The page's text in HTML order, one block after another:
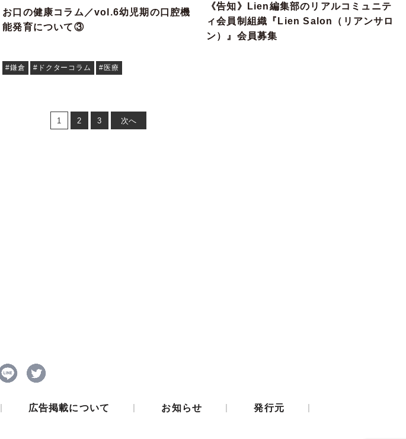
お口の健康コラム／vol.6幼児期の口腔機
能発育について③
#鎌倉 #ドクターコラム #医療
《告知》Lien編集部のリアルコミュニテ
ィ会員制組織『Lien Salon（リアンサロ
ン）』会員募集
1 2 3 次へ
| 広告掲載について | お知らせ | 発行元 |